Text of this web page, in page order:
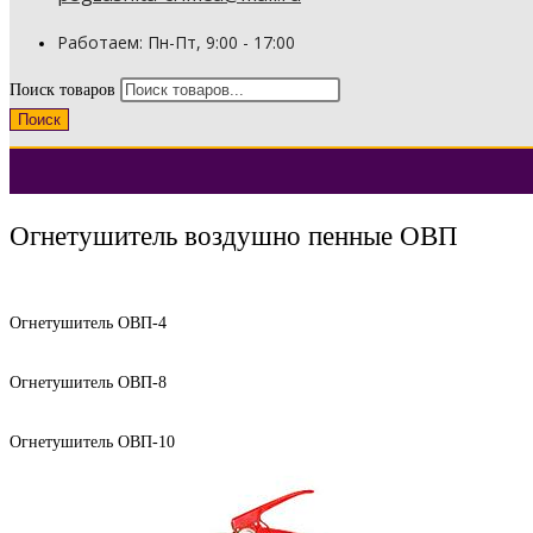
Работаем: Пн-Пт, 9:00 - 17:00
Поиск товаров
Поиск
Огнетушитель воздушно пенные ОВП
Огнетушитель ОВП-4
Огнетушитель ОВП-8
Огнетушитель ОВП-10